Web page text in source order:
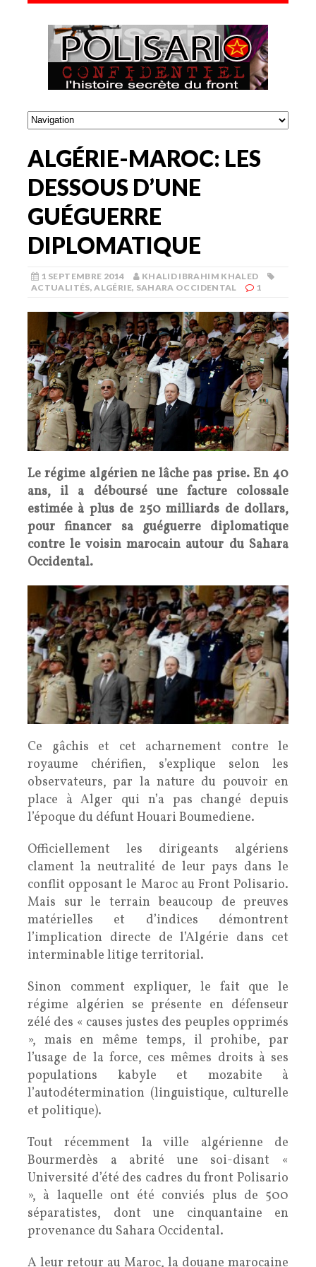
ALGÉRIE-MAROC: LES
DESSOUS D’UNE
GUÉGUERRE
DIPLOMATIQUE
1 SEPTEMBRE 2014
KHALID IBRAHIM KHALED
ACTUALITÉS,ALGÉRIE, SAHARA OCCIDENTAL 1
Le régime algérien ne lâche pas prise. En 40
ans, il a déboursé une facture colossale
estimée à plus de 250 milliards de dollars,
pour financer sa guéguerre diplomatique
contre le voisin marocain autour du Sahara
Occidental.
Ce gâchis et cet acharnement contre le
royaume chérifien, s’explique selon les
observateurs, par la nature du pouvoir en
place à Alger qui n’a pas changé depuis
l’époque du défunt Houari Boumediene.
Officiellement les dirigeants algériens
clament la neutralité de leur pays dans le
conflit opposant le Maroc au Front Polisario.
Mais sur le terrain beaucoup de preuves
matérielles et d’indices démontrent
l’implication directe de l’Algérie dans cet
interminable litige territorial.
Sinon comment expliquer, le fait que le
régime algérien se présente en défenseur
zélé des « causes justes des peuples opprimés
», mais en même temps, il prohibe, par
l’usage de la force, ces mêmes droits à ses
populations kabyle et mozabite à
l’autodétermination (linguistique, culturelle
et politique).
Tout récemment la ville algérienne de
Bourmerdès a abrité une soi-disant «
Université d’été des cadres du front Polisario
», à laquelle ont été conviés plus de 500
séparatistes, dont une cinquantaine en
provenance du Sahara Occidental.
A leur retour au Maroc, la douane marocaine